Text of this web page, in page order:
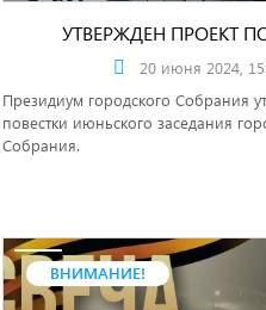
УТВЕРЖДЕН ПРОЕКТ
20 июня 2024,
Президиум городского Собрания
повестки июньского заседания
Собрания.
ВНИМАНИЕ!